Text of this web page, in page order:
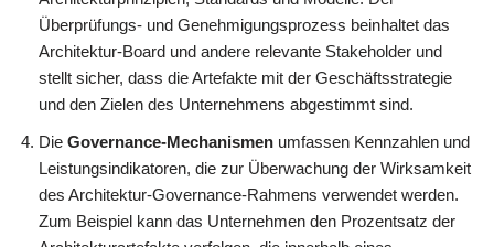
Überprüfungs- und Genehmigungsprozess beinhaltet das
Architektur-Board und andere relevante Stakeholder und
stellt sicher, dass die Artefakte mit der Geschäftsstrategie
und den Zielen des Unternehmens abgestimmt sind.
Die Governance-Mechanismen umfassen Kennzahlen und
Leistungsindikatoren, die zur Überwachung der Wirksamkeit
des Architektur-Governance-Rahmens verwendet werden.
Zum Beispiel kann das Unternehmen den Prozentsatz der